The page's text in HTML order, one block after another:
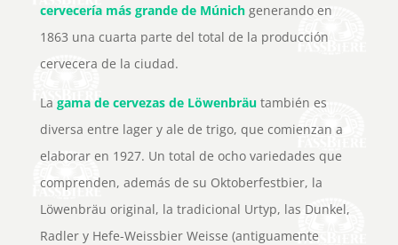
cervecería más grande de Múnichgenerando en
1863 una cuarta parte del total de la producción
cervecera de la ciudad.
La gama de cervezas de Löwenbräutambién es
diversa entre lager y ale de trigo, que comienzan a
elaborar en 1927. Un total de ocho variedades que
comprenden, además de su Oktoberfestbier, la
Löwenbräu original, la tradicional Urtyp, las Dunkel,
Radler y Hefe-Weissbier Weisse (antiguamente